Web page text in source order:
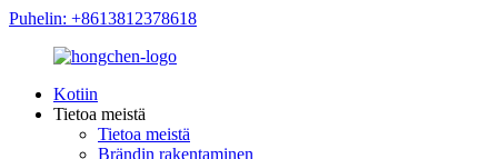
Puhelin: +8613812378618
Kotiin
Tietoa meistä
Tietoa meistä
Brändin rakentaminen